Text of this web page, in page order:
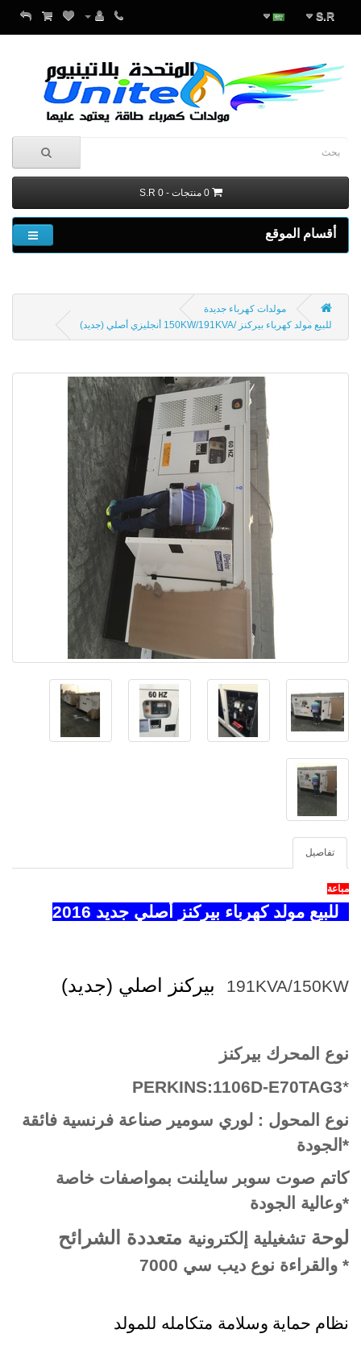
S.R
0 منتجات - S.R 0
أقسام الموقع
مولدات كهرباء جديدة
للبيع مولد كهرباء بيركنز /150KW/191KVA أنجليزي أصلي (جديد)
تفاصيل
مباعة
بيركنز اصلي (جديد) 191KVA/150KW
نوع المحرك بيركنز
PERKINS:1106D-E70TAG3*
نوع المحول : لوري سومير صناعة فرنسية فائقة
الجودة*
كاتم صوت سوبر سايلنت بمواصفات خاصة
وعالية الجودة*
لوحة تشغيلية إلكترونية متعددة الشرائح
والقراءة نوع ديب سي 7000 *
نظام حماية وسلامة متكامله للمولد